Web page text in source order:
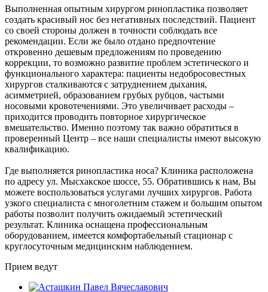
Выполненная опытным хирургом ринопластика позволяет
создать красивый нос без негативных последствий. Пациент
со своей стороны должен в точности соблюдать все
рекомендации. Если же было отдано предпочтение
откровенно дешевым предложениям по проведению
коррекции, то возможно развитие проблем эстетического и
функционального характера: пациенты недобросовестных
хирургов сталкиваются с затруднением дыхания,
асимметрией, образованием грубых рубцов, частыми
носовыми кровотечениями. Это увеличивает расходы –
приходится проводить повторное хирургическое
вмешательство. Именно поэтому так важно обратиться в
проверенный Центр – все наши специалисты имеют высокую
квалификацию.
Где выполняется ринопластика носа? Клиника расположена
по адресу ул. Мысхакское шоссе, 55. Обратившись к нам, Вы
можете воспользоваться услугами лучших хирургов. Работа
узкого специалиста с многолетним стажем и большим опытом
работы позволит получить ожидаемый эстетический
результат. Клиника оснащена профессиональным
оборудованием, имеется комфортабельный стационар с
круглосуточным медицинским наблюдением.
Прием ведут